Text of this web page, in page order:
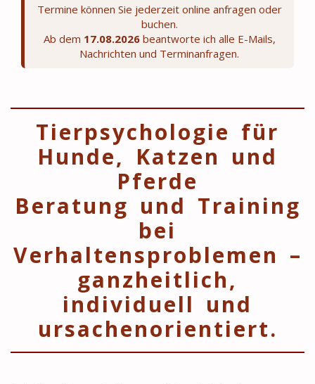
Termine können Sie jederzeit online anfragen oder
buchen.
Ab dem 17.08.2026beantworte ich alle E-Mails,
Nachrichten und Terminanfragen.
Tierpsychologie für
Hunde, Katzen und
Pferde
Beratung und Training
bei
Verhaltensproblemen –
ganzheitlich,
individuell und
ursachenorientiert.